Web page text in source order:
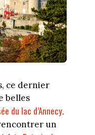
ce dernier
belles
du lac d’Annecy.
un